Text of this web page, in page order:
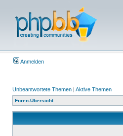
Anmelden
Unbeantwortete Themen | Aktive Themen
Foren-Übersicht